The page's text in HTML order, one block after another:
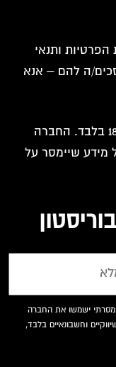
ותנאי
ה להם – אנא
השירות באתר מיועד לבגירים מעל גיל 18 בלבד. החברה
מידע שיימסר על
ישמשו את החברה
וחשבונאיים בלבד,